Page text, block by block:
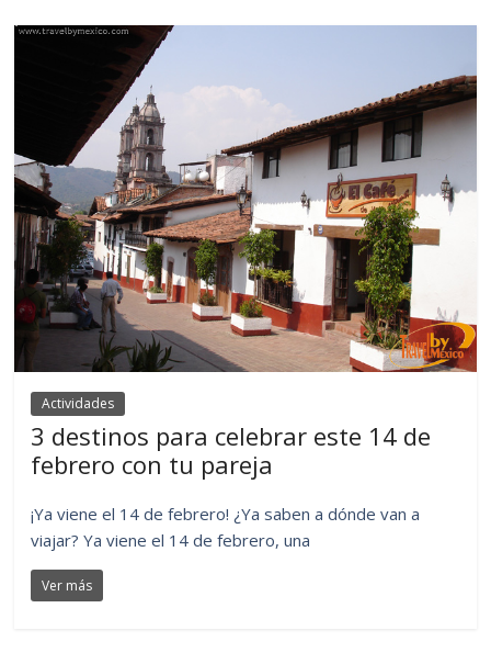
Actividades
3 destinos para celebrar este 14 de
febrero con tu pareja
¡Ya viene el 14 de febrero! ¿Ya saben a dónde van a
viajar? Ya viene el 14 de febrero, una
Ver más